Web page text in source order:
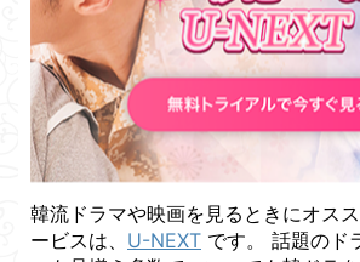
韓流ドラマや映画を見るときにオス
ービスは、 U-NEXT です。 話題のド